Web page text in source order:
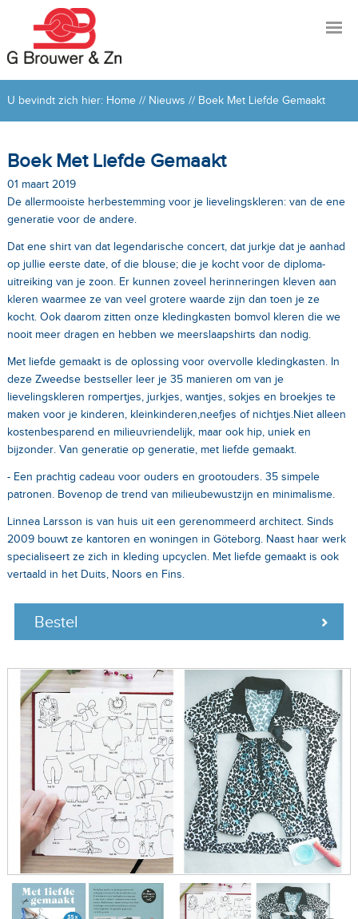
U bevindt zich hier: Home// Nieuws // Boek Met Liefde Gemaakt
Boek Met Liefde Gemaakt
01 maart 2019
De allermooiste herbestemming voor je lievelingskleren: van de ene
generatie voor de andere.
Dat ene shirt van dat legendarische concert, dat jurkje dat je aanhad
op jullie eerste date, of die blouse; die je kocht voor de diploma-
uitreiking van je zoon. Er kunnen zoveel herinneringen kleven aan
kleren waarmee ze van veel grotere waarde zijn dan toen je ze
kocht. Ook daarom zitten onze kledingkasten bomvol kleren die we
nooit meer dragen en hebben we meerslaapshirts dan nodig.
Met liefde gemaakt is de oplossing voor overvolle kledingkasten. In
deze Zweedse bestseller leer je 35 manieren om van je
lievelingskleren rompertjes, jurkjes, wantjes, sokjes en broekjes te
maken voor je kinderen, kleinkinderen,neefjes of nichtjes.Niet alleen
kostenbesparend en milieuvriendelijk, maar ook hip, uniek en
bijzonder. Van generatie op generatie, met liefde gemaakt.
- Een prachtig cadeau voor ouders en grootouders. 35 simpele
patronen. Bovenop de trend van milieubewustzijn en minimalisme.
Linnea Larsson is van huis uit een gerenommeerd architect. Sinds
2009 bouwt ze kantoren en woningen in Göteborg. Naast haar werk
specialiseert ze zich in kleding upcyclen. Met liefde gemaakt is ook
vertaald in het Duits, Noors en Fins.
Bestel